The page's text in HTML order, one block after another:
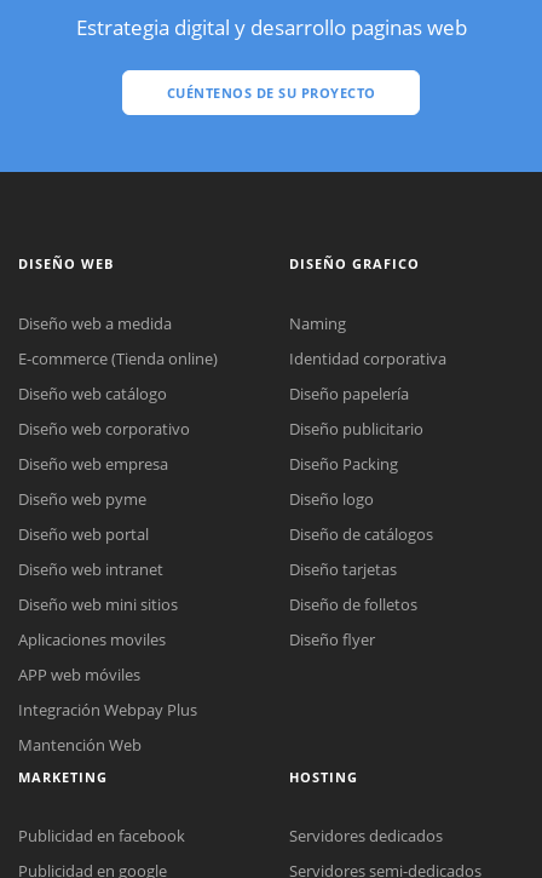
Estrategia digital y desarrollo paginas web
CUÉNTENOS DE SU PROYECTO
DISEÑO WEB
Diseño web a medida
E-commerce (Tienda online)
Diseño web catálogo
Diseño web corporativo
Diseño web empresa
Diseño web pyme
Diseño web portal
Diseño web intranet
Diseño web mini sitios
Aplicaciones moviles
APP web móviles
Integración Webpay Plus
Mantención Web
DISEÑO GRAFICO
Naming
Identidad corporativa
Diseño papelería
Diseño publicitario
Diseño Packing
Diseño logo
Diseño de catálogos
Diseño tarjetas
Diseño de folletos
Diseño flyer
MARKETING
Publicidad en facebook
Publicidad en google
HOSTING
Servidores dedicados
Servidores semi-dedicados